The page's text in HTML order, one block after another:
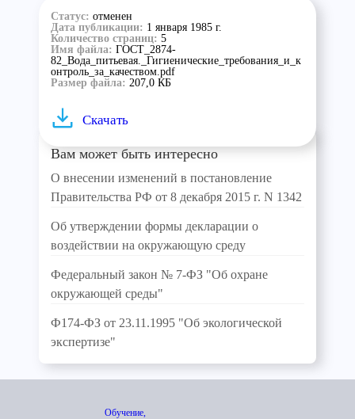
Статус: отменен
Дата публикации: 1 января 1985 г.
Количество страниц: 5
Имя файла: ГОСТ_2874-
82_Вода_питьевая._Гигиенические_требования_и_к
онтроль_за_качеством.pdf
Размер файла: 207,0 КБ
Скачать
Вам может быть интересно
О внесении изменений в постановление
Правительства РФ от 8 декабря 2015 г. N 1342
Об утверждении формы декларации о
воздействии на окружающую среду
Федеральный закон № 7-ФЗ "Об охране
окружающей среды"
Ф174-ФЗ от 23.11.1995 "Об экологической
экспертизе"
Обучение,